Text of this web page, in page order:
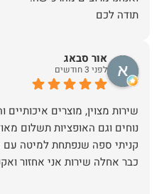
תודה לכם
אור סבאג
לפני 3 חודשים
שירות מצוין, מוצרים
קניתי ספה שנפתחת למיטה
כבר אחלה שירות אני אחזור